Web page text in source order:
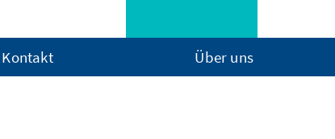
Kontakt Über uns